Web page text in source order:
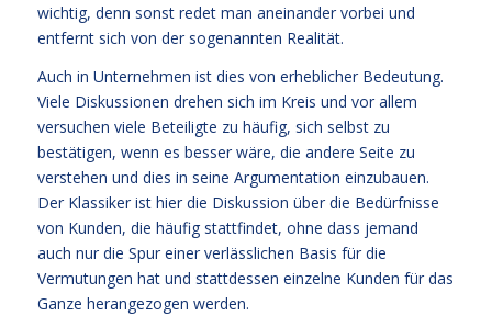
wichtig, denn sonst redet man aneinander vorbei und
entfernt sich von der sogenannten Realität.
Auch in Unternehmen ist dies von erheblicher Bedeutung.
Viele Diskussionen drehen sich im Kreis und vor allem
versuchen viele Beteiligte zu häufig, sich selbst zu
bestätigen, wenn es besser wäre, die andere Seite zu
verstehen und dies in seine Argumentation einzubauen.
Der Klassiker ist hier die Diskussion über die Bedürfnisse
von Kunden, die häufig stattfindet, ohne dass jemand
auch nur die Spur einer verlässlichen Basis für die
Vermutungen hat und stattdessen einzelne Kunden für das
Ganze herangezogen werden.